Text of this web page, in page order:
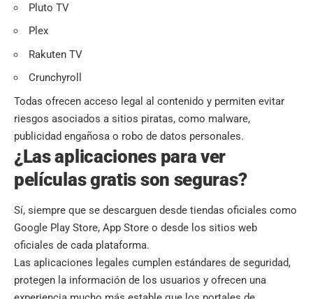
Pluto TV
Plex
Rakuten TV
Crunchyroll
Todas ofrecen acceso legal al contenido y permiten evitar
riesgos asociados a sitios piratas, como malware,
publicidad engañosa o robo de datos personales.
¿Las aplicaciones para ver
películas gratis son seguras?
Sí, siempre que se descarguen desde tiendas oficiales como
Google Play Store, App Store o desde los sitios web
oficiales de cada plataforma.
Las aplicaciones legales cumplen estándares de seguridad,
protegen la información de los usuarios y ofrecen una